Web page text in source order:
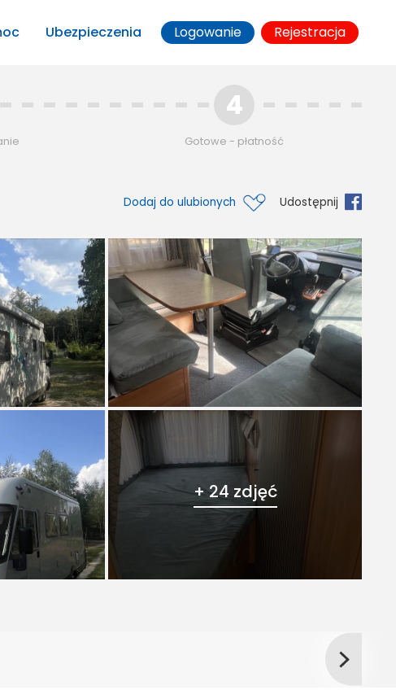
Ubezpieczenia Logowanie Rejestracja
4
Gotowe - płatność
Dodaj do ulubionych Udostępnij
+ 24 zdjęć